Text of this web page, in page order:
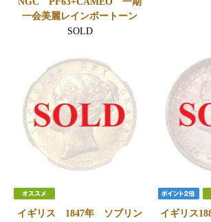
一会美麗レインボートーン
SOLD
イギリス 1847年 ソブリン
イギリス